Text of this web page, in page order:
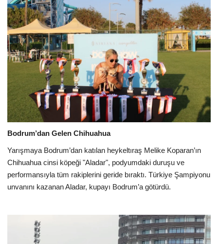
Bodrum’dan Gelen Chihuahua
Yarışmaya Bodrum’dan katılan heykeltıraş Melike Koparan’ın
Chihuahua cinsi köpeği "Aladar", podyumdaki duruşu ve
performansıyla tüm rakiplerini geride bıraktı. Türkiye Şampiyonu
unvanını kazanan Aladar, kupayı Bodrum’a götürdü.